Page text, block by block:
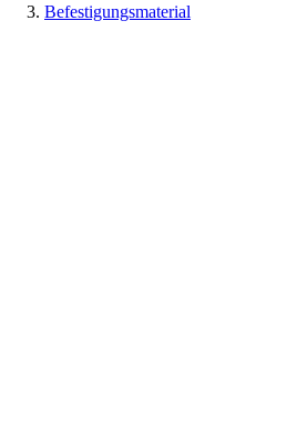
Befestigungsmaterial